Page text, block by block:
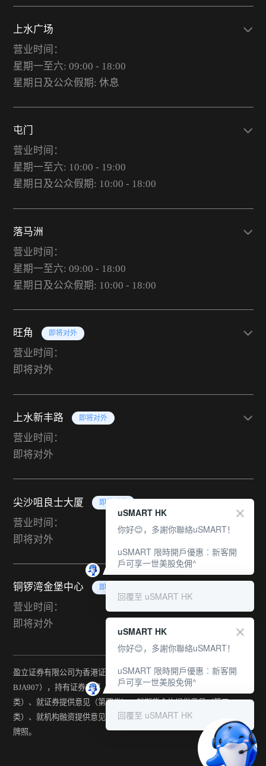
上水广场
营业时间：
星期一至六: 09:00 - 18:00
星期日及公众假期: 休息
屯门
营业时间：
星期一至六: 10:00 - 19:00
星期日及公众假期: 10:00 - 18:00
落马洲
营业时间：
星期一至六: 09:00 - 18:00
星期日及公众假期: 10:00 - 18:00
旺角 即将对外
营业时间：
即将对外
上水新丰路 即将对外
营业时间：
即将对外
尖沙咀良士大厦 即将对外
营业时间：
即将对外
铜锣湾金堡中心 即将对外
营业时间：
即将对外
盈立证券有限公司为香港证监会持牌法团（中央编号：
BJA907），持有证券交易（第一类）、期货合约交易（第二
类）、就证券提供意见（第四类）、就期货合约提供意见（第五
类）、就机构融资提供意见（第六类）及提供资产管理（第九类）
牌照。
uSMART HK
你好😊，多謝你聯絡uSMART！
uSMART 限時開戶優惠︰新客開
戶可享一世美股免佣^
回覆至 uSMART HK
uSMART HK
你好😊，多謝你聯絡uSMART！
uSMART 限時開戶優惠︰新客開
戶可享一世美股免佣^
回覆至 uSMART HK